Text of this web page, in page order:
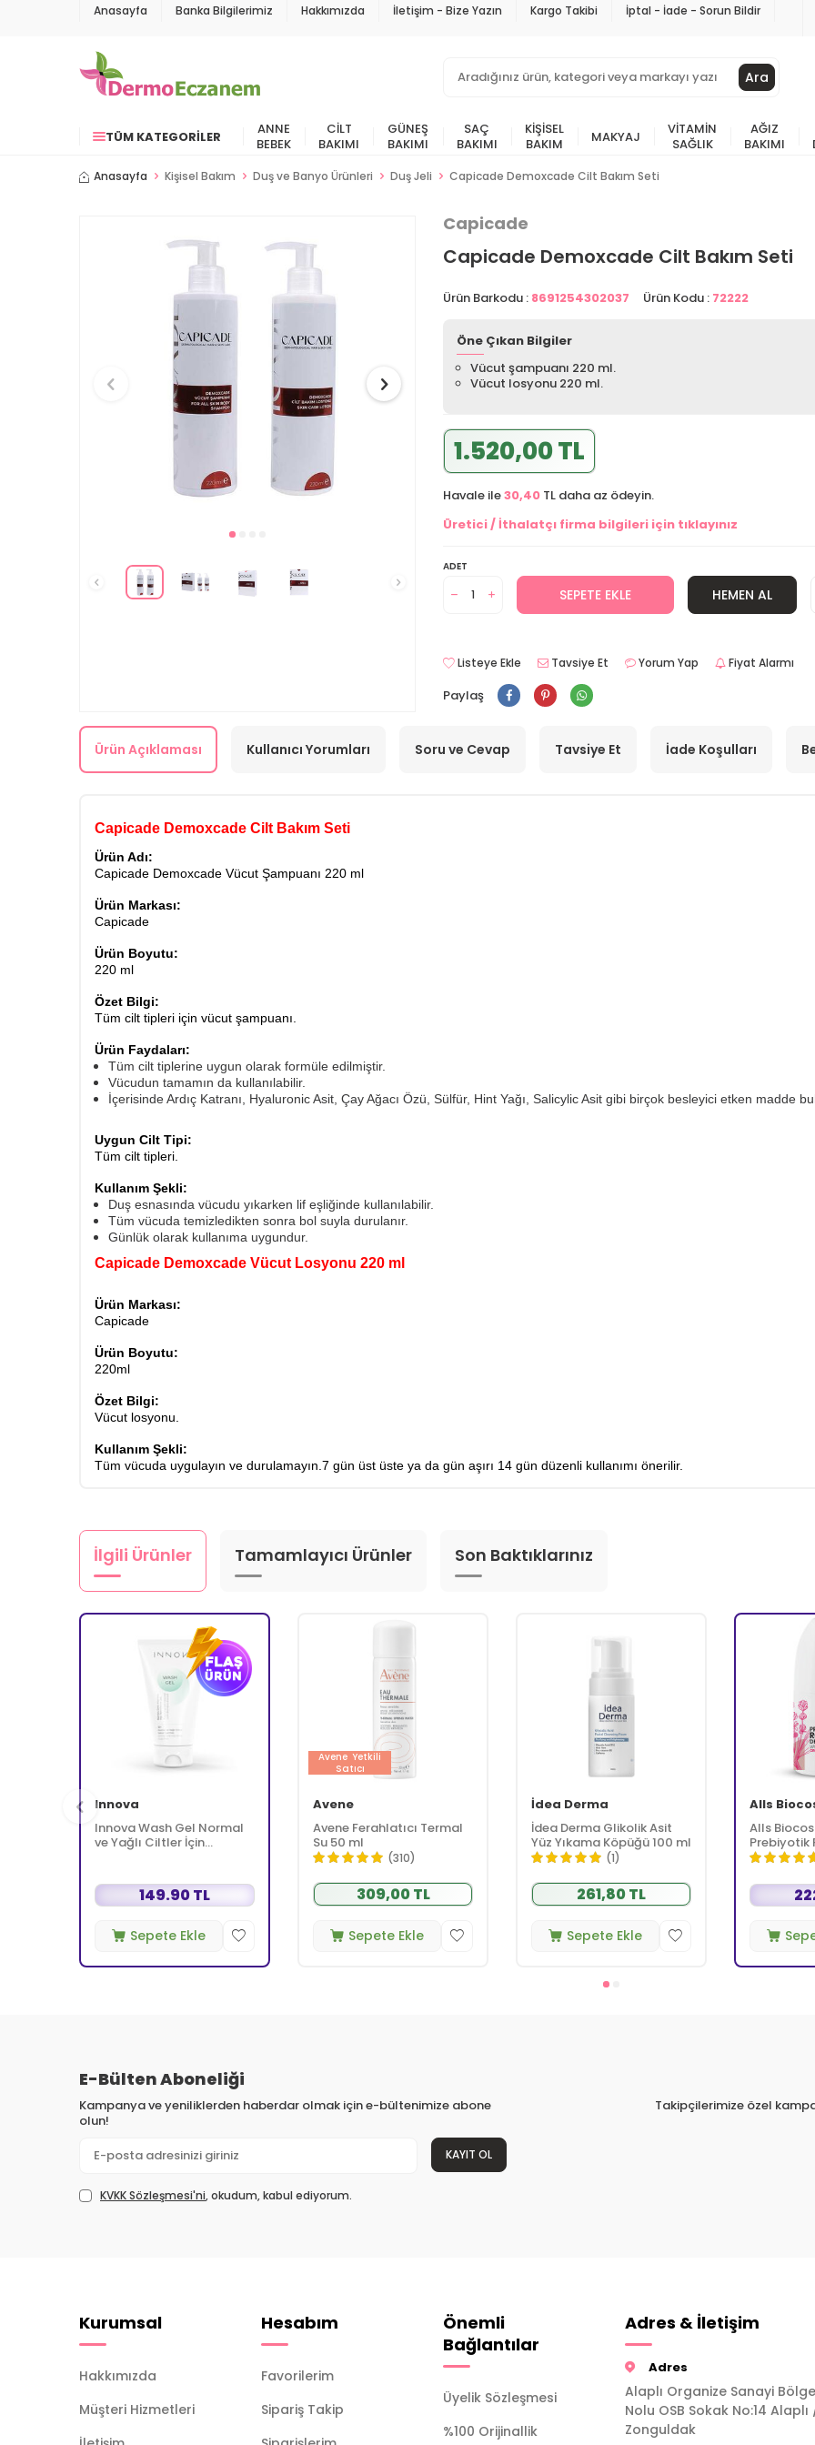
Anasayfa Banka Bilgilerimiz Hakkımızda İletişim - Bize Yazın Kargo Takibi İptal - İade - Sorun Bildir
Ara
TÜM KATEGORILER
ANNE
BEBEK
CILT
BAKIMI
GÜNEŞ
BAKIMI
SAÇ
BAKIMI
KIŞISEL
BAKIM
MAKYAJ
VITAMIN
SAĞLIK
AĞIZ
BAKIMI
Anasayfa Kişisel Bakım Duş ve Banyo Ürünleri Duş Jeli Capicade Demoxcade Cilt Bakım Seti
Capicade
Capicade Demoxcade Cilt Bakım Seti
Ürün Barkodu : 8691254302037 Ürün Kodu : 72222
Öne Çıkan Bilgiler
Vücut şampuanı 220 ml.
Vücut losyonu 220 ml.
1.520,00 TL
Havale ile30,40 TL daha az ödeyin.
Üretici / İthalatçı firma bilgileri için tıklayınız
ADET
SEPETE EKLE HEMEN AL
Listeye Ekle Tavsiye Et Yorum Yap Fiyat Alarmı
Paylaş
Ürün Açıklaması Kullanıcı Yorumları Soru ve Cevap Tavsiye Et İade Koşulları
Capicade Demoxcade Cilt Bakım Seti
Ürün Adı:
Capicade Demoxcade Vücut Şampuanı 220 ml
Ürün Markası:
Capicade
Ürün Boyutu:
220 ml
Özet Bilgi:
Tüm cilt tipleri için vücut şampuanı.
Ürün Faydaları:
Tüm cilt tiplerine uygun olarak formüle edilmiştir.
Vücudun tamamın da kullanılabilir.
İçerisinde Ardıç Katranı, Hyaluronic Asit, Çay Ağacı Özü, Sülfür, Hint Yağı, Salicylic Asit gibi birçok besleyici etken madde
Uygun Cilt Tipi:
Tüm cilt tipleri.
Kullanım Şekli:
Duş esnasında vücudu yıkarken lif eşliğinde kullanılabilir.
Tüm vücuda temizledikten sonra bol suyla durulanır.
Günlük olarak kullanıma uygundur.
Capicade Demoxcade Vücut Losyonu 220 ml
Ürün Markası:
Capicade
Ürün Boyutu:
220ml
Özet Bilgi:
Vücut losyonu.
Kullanım Şekli:
Tüm vücuda uygulayın ve durulamayın.7 gün üst üste ya da gün aşırı 14 gün düzenli kullanımı önerilir.
İlgili Ürünler Tamamlayıcı Ürünler Son Baktıklarınız
Innova
Innova Wash Gel Normal
ve Yağlı Ciltler İçin
149.90 TL
Sepete Ekle
Avene Yetkili
Satıcı
Avene
Avene Ferahlatıcı Termal
Su 50 ml
(310)
309,00 TL
Sepete Ekle
İdea Derma
İdea Derma Glikolik Asit
Yüz Yıkama Köpüğü 100 ml
(1)
261,80 TL
Sepete Ekle
Alls
Alls
Prebiyotik
Deodorant
E-Bülten Aboneliği
Kampanya ve yeniliklerden haberdar olmak için e-bültenimize abone
olun!
KAYIT OL
KVKK Sözleşmesi'ni, okudum, kabul ediyorum.
Takipçilerimize özel
Kurumsal
Hakkımızda
Müşteri Hizmetleri
Hesabım
Favorilerim
Sipariş Takip
Önemli
Bağlantılar
Üyelik Sözleşmesi
%100 Orijinallik
Adres & İletişim
Adres
Alaplı Organize Sanayi
Nolu OSB Sokak No:14 Alaplı
Zonguldak